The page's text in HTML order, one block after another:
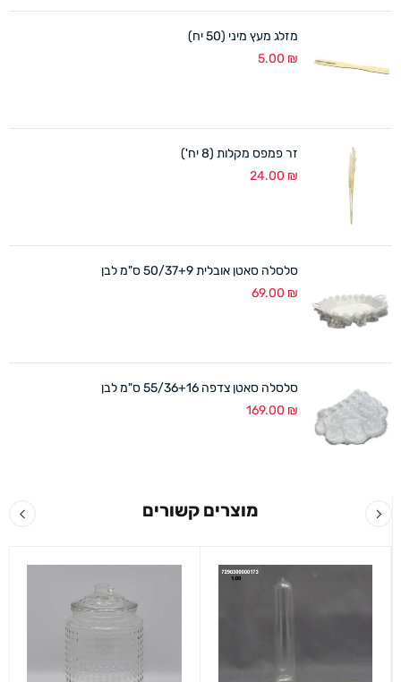
מזלג מעץ מיני (50 יח)
5.00 ₪
זר פמפס מקלות (8 יח')
24.00 ₪
סלסלה סאטן אובלית 50/37+9 ס"מ לבן
69.00 ₪
סלסלה סאטן צדפה 55/36+16 ס"מ לבן
169.00 ₪
מוצרים קשורים